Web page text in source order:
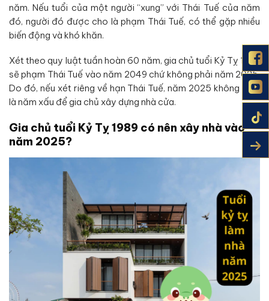
năm. Nếu tuổi của một người “xung” với Thái Tuế của năm
đó, người đó được cho là phạm Thái Tuế, có thể gặp nhiều
biến động và khó khăn.
Xét theo quy luật tuần hoàn 60 năm, gia chủ tuổi Kỷ Tỵ 1989
sẽ phạm Thái Tuế vào năm 2049 chứ không phải năm 2025.
Do đó, nếu xét riêng về hạn Thái Tuế, năm 2025 không phải
là năm xấu để gia chủ xây dựng nhà cửa.
Gia chủ tuổi Kỷ Tỵ 1989 có nên xây nhà vào
năm 2025?